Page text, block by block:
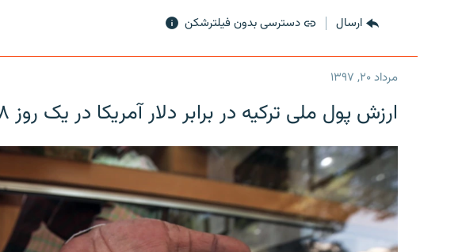
ارسال دسترسی بدون فیلترشکن
مرداد ۲۰, ۱۳۹۷
ارزش پول ملی ترکیه در برابر دلار آمریکا در یک روز ۱۸ درصد سقوط کرد